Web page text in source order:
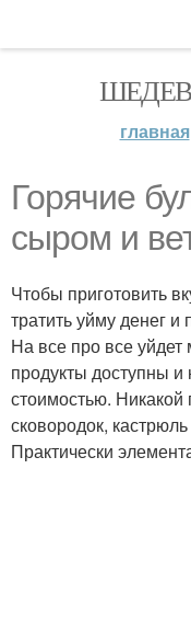
главная
Горячие
сыром и
Чтобы приготовить
тратить уйму денег
На все про все
продукты доступны
стоимостью. Никакой
сковородок,
Практически